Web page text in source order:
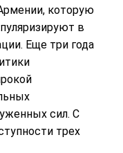
которую
в
Еще три года
сил. С
трех